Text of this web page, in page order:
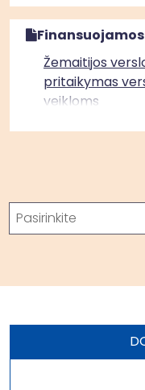
Žemaitijos
pritaikymas
veikloms
Paieška
Pasirinkite